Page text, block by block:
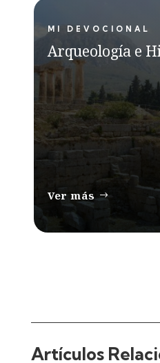
MI DEVOCIONAL
Arqueología e
Ver más
Artículos